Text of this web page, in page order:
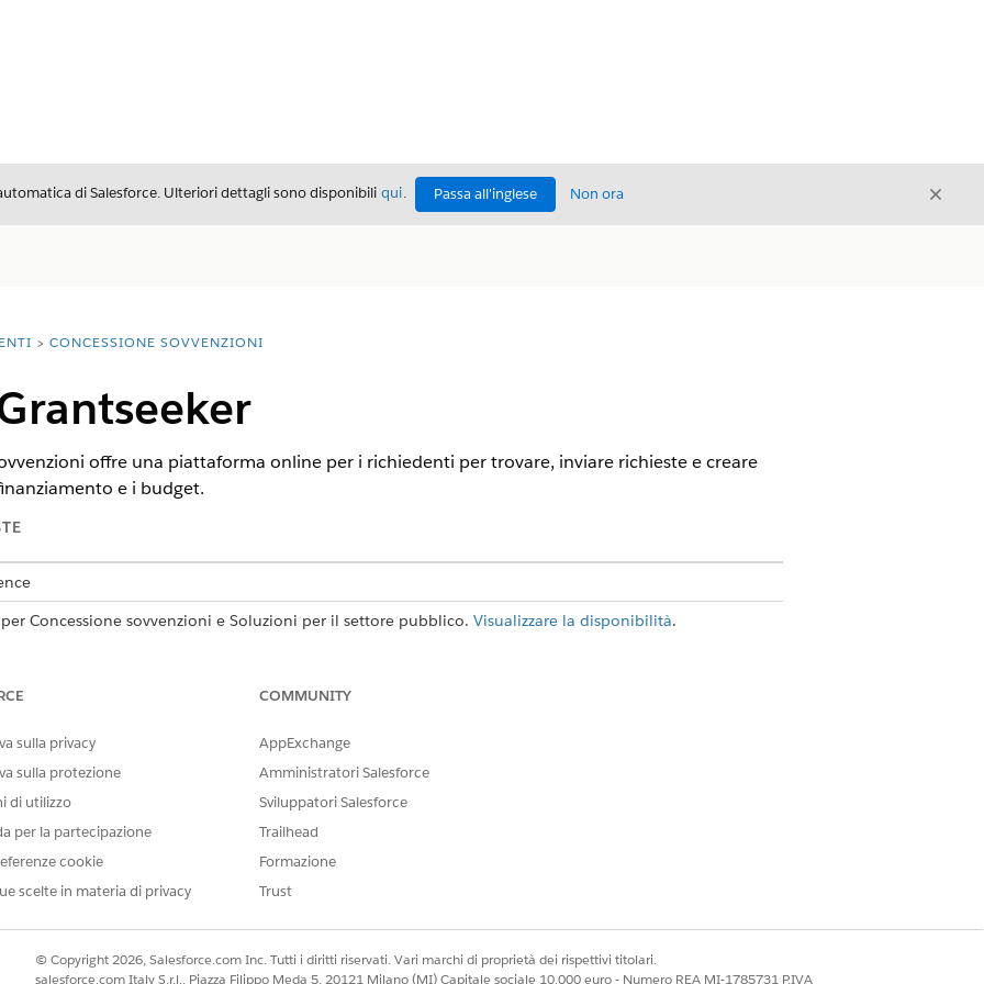
di Salesforce. Ulteriori dettagli sono disponibili qui. Passa all'inglese Non ora Chiudi
CONCESSIONE SOVVENZIONI
offre una piattaforma online per i richiedenti per trovare, inviare richieste e creare
e i budget.
Concessione sovvenzioni e Soluzioni per il settore pubblico. Visualizzare la disponibilità.
Sono finiti i giorni in cui le richieste venivano stampate e inviate per posta e venivano
che consente ai richiedenti di:
richieste per opportunità di finanziamento.
di supporto.
fondi e sull'avanzamento rispetto agli obiettivi e agli indicatori chiave delle prestazioni (KPI).
sulla privacy
sulla protezione
di utilizzo
per la partecipazione
cookie
scelte in materia di privacy
COMMUNITY
AppExchange
Amministratori Salesforce
Sviluppatori Salesforce
Trailhead
Formazione
Trust
© Copyright 2026, Salesforce.com Inc. Tutti i diritti riservati. Vari marchi di proprietà dei rispettivi titolari.
salesforce.com Italy S.r.l., Piazza Filippo Meda 5, 20121 Milano (MI) Capitale sociale 10.000 euro - Numero REA MI-1785731 P.IVA